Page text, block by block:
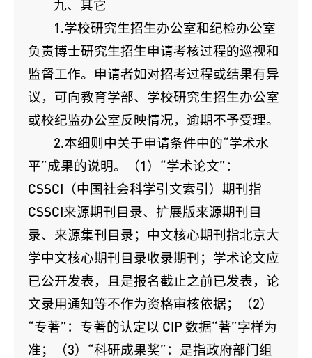
九、其它
1.学校研究生招生办公室和纪检办公室
负责博士研究生招生申请考核过程的巡视和
监督工作。申请者如对招考过程或结果有异
议，可向教育学部、学校研究生招生办公室
或校纪监办公室反映情况，逾期不予受理。
2.本细则中关于申请条件中的“学术水
平”成果的说明。（1）“学术论文”：
CSSCI（中国社会科学引文索引）期刊指
CSSCI来源期刊目录、扩展版来源期刊目
录、来源集刊目录；中文核心期刊指北京大
学中文核心期刊目录收录期刊；学术论文应
已公开发表，且是报名截止之前已发表，论
文录用通知等不作为资格审核依据；（2）
“专著”：专著的认定以 CIP 数据“著”字样为
准；（3）“科研成果奖”：是指政府部门组